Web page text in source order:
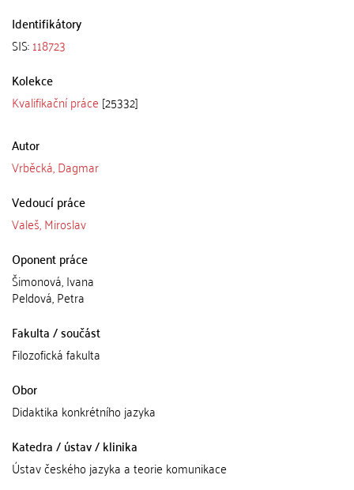
Identifikátory
SIS:118723
Kolekce
Kvalifikační práce [25332]
Autor
Vrběcká, Dagmar
Vedoucí práce
Valeš, Miroslav
Oponent práce
Šimonová, Ivana
Peldová, Petra
Fakulta / součást
Filozofická fakulta
Obor
Didaktika konkrétního jazyka
Katedra / ústav / klinika
Ústav českého jazyka a teorie komunikace